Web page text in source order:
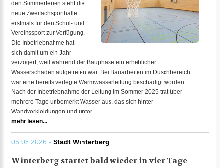
den Sommerferien steht die
neue Zweifachsporthalle
erstmals für den Schul- und
Vereinssport zur Verfügung.
Die Inbetriebnahme hat
sich damit um ein Jahr
verzögert, weil während der Bauphase ein erheblicher
Wasserschaden aufgetreten war. Bei Bauarbeiten im Duschbereich
war eine bereits verlegte Warmwasserleitung beschädigt worden.
Nach der Inbetriebnahme der Leitung im Sommer 2025 trat über
mehrere Tage unbemerkt Wasser aus, das sich hinter
Wandverkleidungen und unter...
mehr lesen...
05.08.2026 - Stadt Winterberg
Winterberg startet bald wieder in vier Tage